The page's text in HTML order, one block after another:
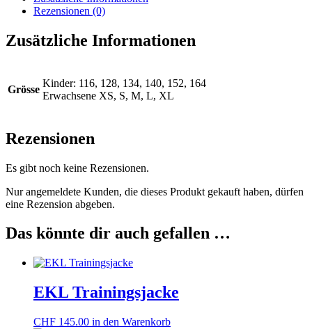
Rezensionen (0)
Zusätzliche Informationen
Grösse
Kinder: 116, 128, 134, 140, 152, 164
Erwachsene XS, S, M, L, XL
Rezensionen
Es gibt noch keine Rezensionen.
Nur angemeldete Kunden, die dieses Produkt gekauft haben, dürfen
eine Rezension abgeben.
Das könnte dir auch gefallen …
EKL Trainingsjacke
CHF 145.00 in den Warenkorb